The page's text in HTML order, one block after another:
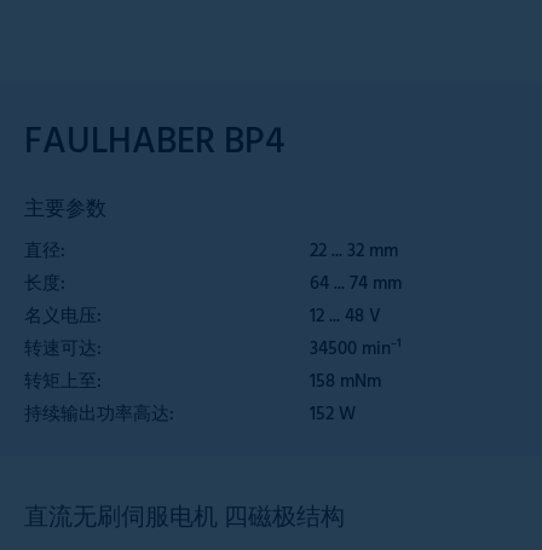
FAULHABER BP4
主要参数
直径:
22 ... 32 mm
长度:
64 ... 74 mm
名义电压:
12 ... 48 V
转速可达:
34500 min⁻¹
转矩上至:
158 mNm
持续输出功率高达:
152 W
直流无刷伺服电机 四磁极结构